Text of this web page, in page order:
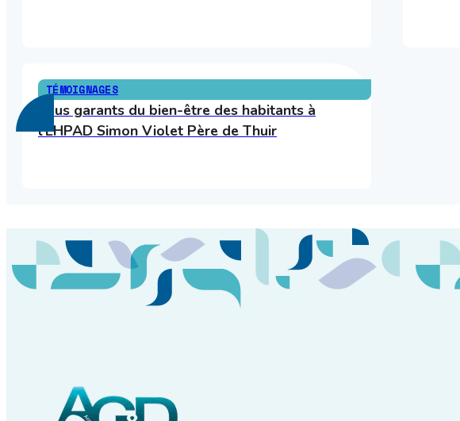
TÉMOIGNAGES
Tous garants du bien-être des habitants à
l’EHPAD Simon Violet Père de Thuir